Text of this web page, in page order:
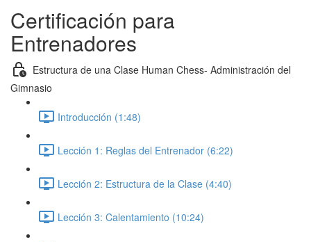
Certificación para
Entrenadores
Estructura de una Clase Human Chess- Administración del
Gimnasio
Introducción (1:48)
Lección 1: Reglas del Entrenador (6:22)
Lección 2: Estructura de la Clase (4:40)
Lección 3: Calentamiento (10:24)